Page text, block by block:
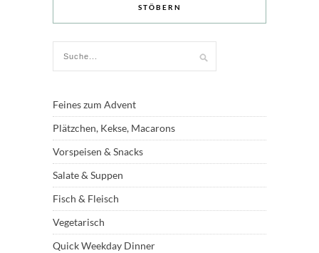
STÖBERN
Feines zum Advent
Plätzchen, Kekse, Macarons
Vorspeisen & Snacks
Salate & Suppen
Fisch & Fleisch
Vegetarisch
Quick Weekday Dinner